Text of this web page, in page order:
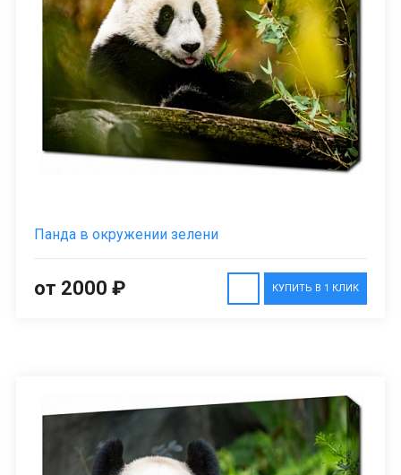
Панда в окружении зелени
КУПИТЬ В 1 КЛИК
от 2000 ₽